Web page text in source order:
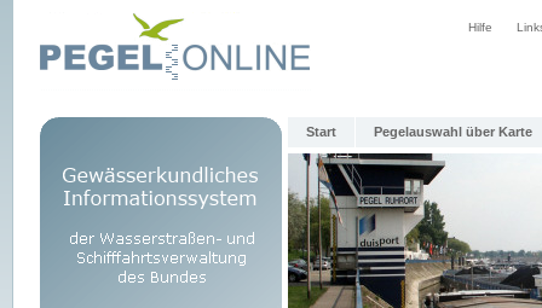
Hilfe
Start Pegelauswahl über Karte